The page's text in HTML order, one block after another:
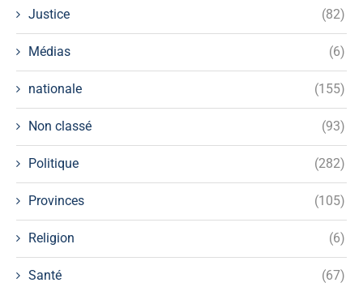
Justice (82)
Médias (6)
nationale (155)
Non classé (93)
Politique (282)
Provinces (105)
Religion (6)
Santé (67)